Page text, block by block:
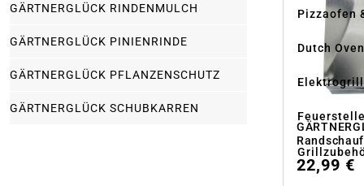
Pizzaofen
Dutch Oven
GÄRTNERGLÜCK RINDENMULCH
GÄRTNERGLÜCK PINIENRINDE
GÄRTNERGLÜCK PFLANZENSCHUTZ
GÄRTNERGLÜCK SCHUBKARREN
22,99 €